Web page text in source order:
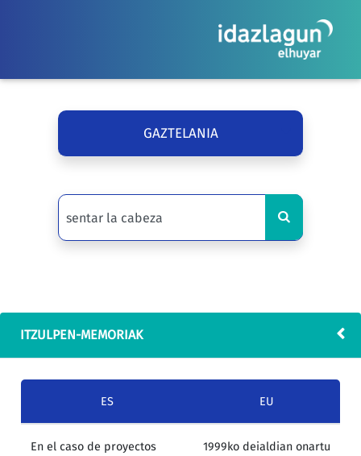
GAZTELANIA
ITZULPEN-MEMORIAK
ES EU
En el caso de proyectos
1999ko deialdian onartu